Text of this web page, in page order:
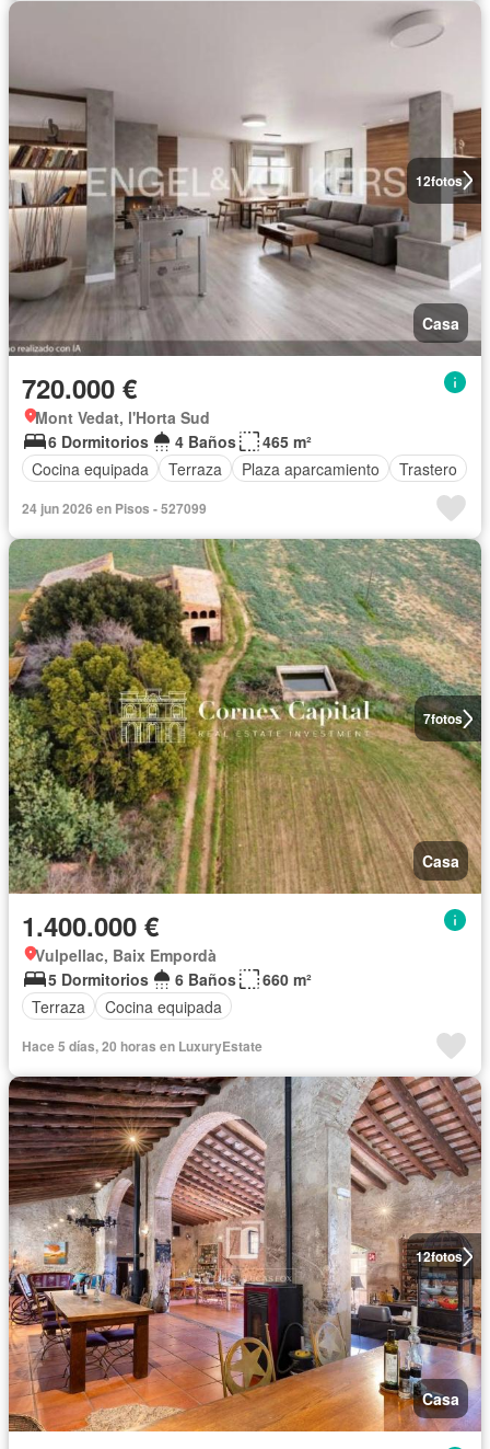
12fotos
Casa
720.000 €
Mont Vedat, l'Horta Sud
6 Dormitorios
4 Baños
465 m²
Cocina equipada
Terraza Plaza aparcamiento Trastero
24 jun 2026 en Pisos - 527099
7fotos
Casa
1.400.000 €
Vulpellac, Baix Empordà
5 Dormitorios
6 Baños
660 m²
Terraza
Cocina equipada
Hace 5 días, 20 horas en LuxuryEstate
12fotos
Casa